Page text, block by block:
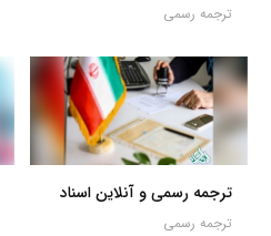
ترجمه رسمی
ترجمه رسمی و آنلاین اسناد
ترجمه رسمی